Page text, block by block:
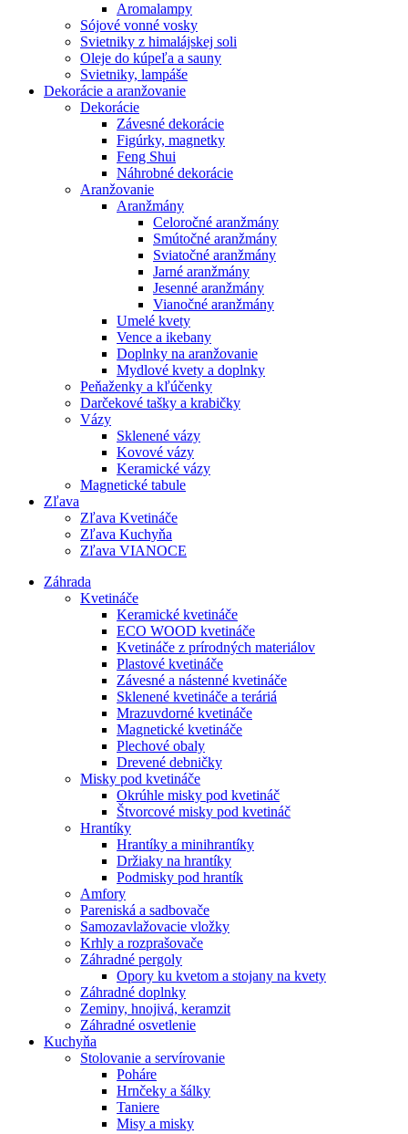
Aromalampy
Sójové vonné vosky
Svietniky z himalájskej soli
Oleje do kúpeľa a sauny
Svietniky, lampáše
Dekorácie a aranžovanie
Dekorácie
Závesné dekorácie
Figúrky, magnetky
Feng Shui
Náhrobné dekorácie
Aranžovanie
Aranžmány
Celoročné aranžmány
Smútočné aranžmány
Sviatočné aranžmány
Jarné aranžmány
Jesenné aranžmány
Vianočné aranžmány
Umelé kvety
Vence a ikebany
Doplnky na aranžovanie
Mydlové kvety a doplnky
Peňaženky a kľúčenky
Darčekové tašky a krabičky
Vázy
Sklenené vázy
Kovové vázy
Keramické vázy
Magnetické tabule
Zľava
Zľava Kvetináče
Zľava Kuchyňa
Zľava VIANOCE
Záhrada
Kvetináče
Keramické kvetináče
ECO WOOD kvetináče
Kvetináče z prírodných materiálov
Plastové kvetináče
Závesné a nástenné kvetináče
Sklenené kvetináče a teráriá
Mrazuvdorné kvetináče
Magnetické kvetináče
Plechové obaly
Drevené debničky
Misky pod kvetináče
Okrúhle misky pod kvetináč
Štvorcové misky pod kvetináč
Hrantíky
Hrantíky a minihrantíky
Držiaky na hrantíky
Podmisky pod hrantík
Amfory
Pareniská a sadbovače
Samozavlažovacie vložky
Krhly a rozprašovače
Záhradné pergoly
Opory ku kvetom a stojany na kvety
Záhradné doplnky
Zeminy, hnojivá, keramzit
Záhradné osvetlenie
Kuchyňa
Stolovanie a servírovanie
Poháre
Hrnčeky a šálky
Taniere
Misy a misky